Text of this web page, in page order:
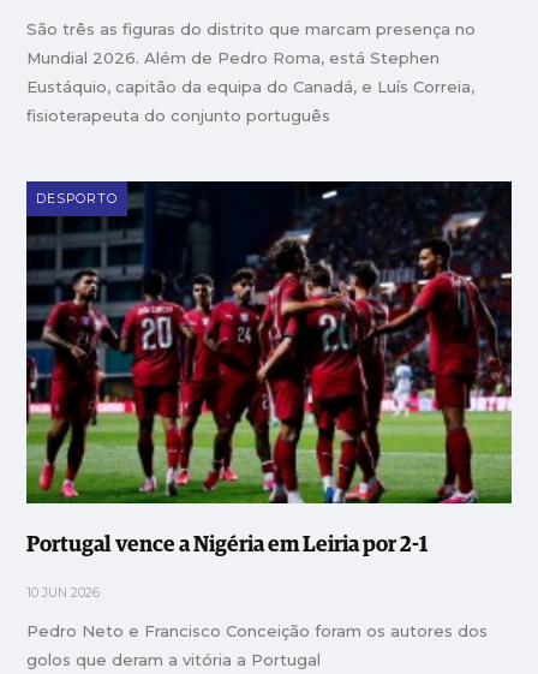
São três as figuras do distrito que marcam presença no
Mundial 2026. Além de Pedro Roma, está Stephen
Eustáquio, capitão da equipa do Canadá, e Luís Correia,
fisioterapeuta do conjunto português
DESPORTO
Portugal vence a Nigéria em Leiria por 2-1
10 JUN 2026
Pedro Neto e Francisco Conceição foram os autores dos
golos que deram a vitória a Portugal